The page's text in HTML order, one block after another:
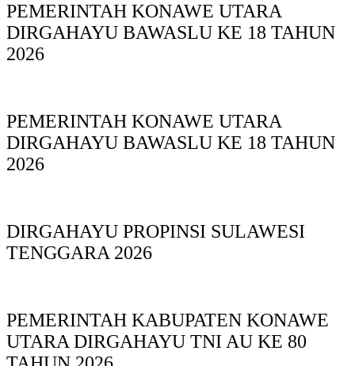
PEMERINTAH KONAWE UTARA
DIRGAHAYU BAWASLU KE 18 TAHUN
2026
PEMERINTAH KONAWE UTARA
DIRGAHAYU BAWASLU KE 18 TAHUN
2026
DIRGAHAYU PROPINSI SULAWESI
TENGGARA 2026
PEMERINTAH KABUPATEN KONAWE
UTARA DIRGAHAYU TNI AU KE 80